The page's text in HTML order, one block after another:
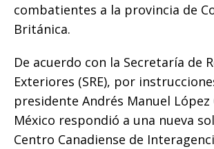
combatientes a la provincia de
Británica.
De acuerdo con la Secretaría de
Exteriores (SRE), por
presidente Andrés Manuel
México respondió a una nueva
Centro Canadiense de